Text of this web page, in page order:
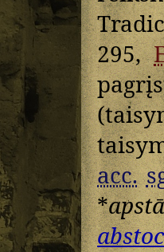
295,
acc.
*